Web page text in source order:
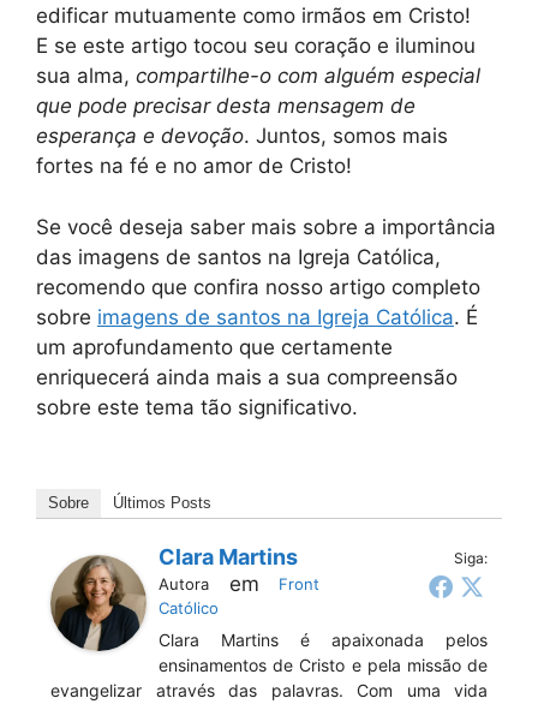
edificar mutuamente como irmãos em Cristo!
E se este artigo tocou seu coração e iluminou
sua alma, compartilhe-o com alguém especial
que pode precisar desta mensagem de
esperança e devoção. Juntos, somos mais
fortes na fé e no amor de Cristo!
Se você deseja saber mais sobre a importância
das imagens de santos na Igreja Católica,
recomendo que confira nosso artigo completo
sobre imagens de santos na Igreja Católica. É
um aprofundamento que certamente
enriquecerá ainda mais a sua compreensão
sobre este tema tão significativo.
Sobre Últimos Posts
Siga:
Clara Martins
Autora em
Front
Católico
Clara Martins é apaixonada pelos
ensinamentos de Cristo e pela missão de
evangelizar através das palavras. Com uma vida